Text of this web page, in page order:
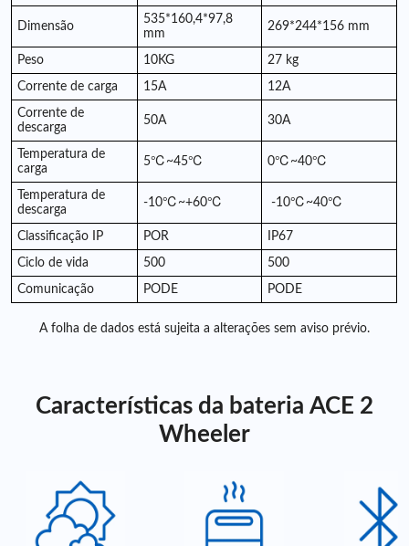
Dimensão
535*160,4*97,8
mm
269*244*156 mm
Peso 10KG 27 kg
Corrente de carga 15A 12A
Corrente de
descarga
50A 30A
Temperatura de
carga
5℃~45℃ 0℃ ~40℃
Temperatura de
descarga
-10℃~+60℃ -10℃ ~40℃
Classificação IP POR IP67
Ciclo de vida 500 500
Comunicação PODE PODE
A folha de dados está sujeita a alterações sem aviso prévio.
Características da bateria ACE 2
Wheeler